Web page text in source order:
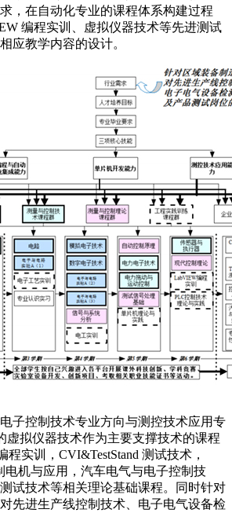
，在自动化专业的课程体系构建过程
编程实训、虚拟仪器技术等先进测试
应教学内容的设计。
控制技术专业方向与测控技术应用专
虚拟仪器技术作为主要支撑技术的课程
程实训，CVI&TestStand 测试技术，
电机与应用，汽车电气与电子控制技
试技术等相关理论基础课程。同时针对
先进生产线控制技术、电子电气设备检